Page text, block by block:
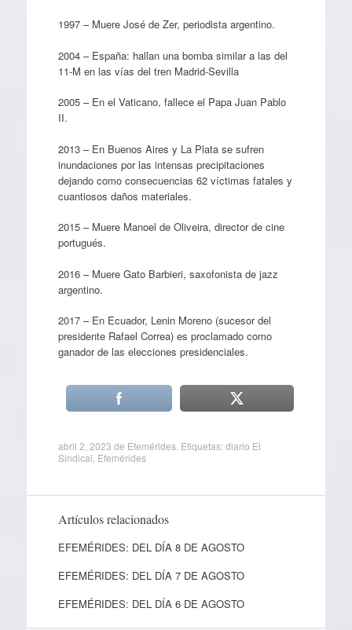
1997 – Muere José de Zer, periodista argentino.
2004 – España: hallan una bomba similar a las del
11-M en las vías del tren Madrid-Sevilla
2005 – En el Vaticano, fallece el Papa Juan Pablo
II.
2013 – En Buenos Aires y La Plata se sufren
inundaciones por las intensas precipitaciones
dejando como consecuencias 62 víctimas fatales y
cuantiosos daños materiales.
2015 – Muere Manoel de Oliveira, director de cine
portugués.
2016 – Muere Gato Barbieri, saxofonista de jazz
argentino.
2017 – En Ecuador, Lenin Moreno (sucesor del
presidente Rafael Correa) es proclamado como
ganador de las elecciones presidenciales.
abril 2, 2023 de Efemérides. Etiquetas:diario El
Sindical Efemérides
Artículos relacionados
EFEMÉRIDES: DEL DÍA 8 DE AGOSTO
EFEMÉRIDES: DEL DÍA 7 DE AGOSTO
EFEMÉRIDES: DEL DÍA 6 DE AGOSTO